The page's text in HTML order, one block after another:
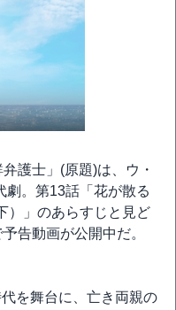
護士」(原題)は、ウ・
劇。第13話「花が散る
）」のあらすじと見ど
告動画が公開中だ。
を舞台に、亡き両親の